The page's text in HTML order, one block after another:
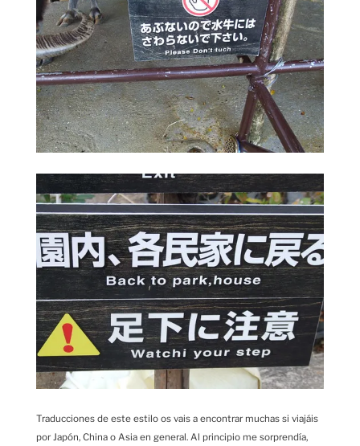
Traducciones de este estilo os vais a encontrar muchas si viajáis
por Japón, China o Asia en general. Al principio me sorprendía,